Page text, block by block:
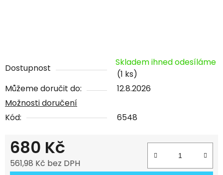
Dostupnost
Skladem ihned odesíláme
(1 ks)
Můžeme doručit do:
12.8.2026
Možnosti doručení
Kód:
6548
680 Kč
561,98 Kč bez DPH